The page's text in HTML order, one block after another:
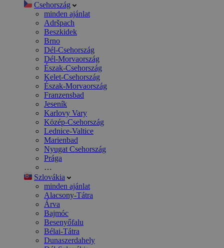
Csehország
minden ajánlat
Adršpach
Beszkidek
Brno
Dél-Csehország
Dél-Morvaország
Észak-Csehország
Kelet-Csehország
Észak-Morvaország
Franzensbad
Jeseník
Karlovy Vary
Közép-Csehország
Lednice-Valtice
Marienbad
Nyugat Csehország
Prága
…
Szlovákia
minden ajánlat
Alacsony-Tátra
Árva
Bajmóc
Besenyőfalu
Bélai-Tátra
Dunaszerdahely